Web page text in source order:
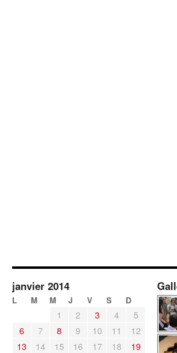
janvier 2014
L M M J V S D
1 2 3 4
5
6
7 8 9 10 11
12
13
14 15 16 17 18
19